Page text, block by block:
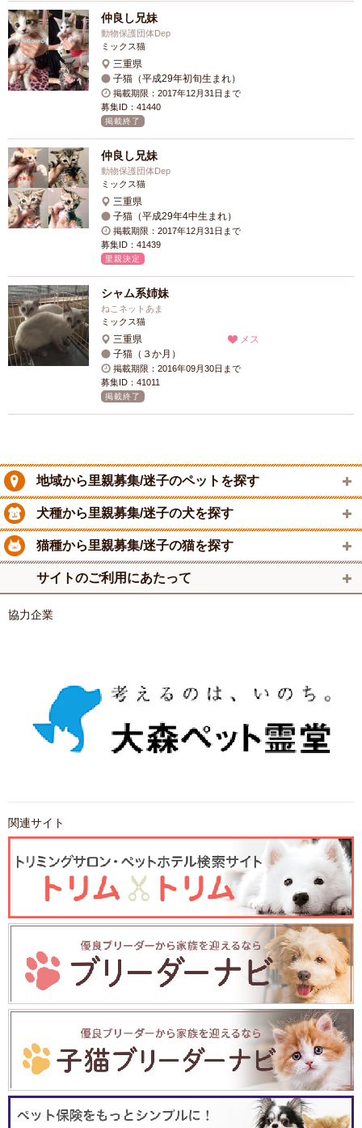
仲良し兄妹
動物保護団体Dep
ミックス猫
三重県
子猫（平成29年初旬生まれ）
掲載期限：2017年12月31日まで
募集ID：41440
掲載終了
仲良し兄妹
動物保護団体Dep
ミックス猫
三重県
子猫（平成29年4中生まれ）
掲載期限：2017年12月31日まで
募集ID：41439
里親決定
シャム系姉妹
ねこネットあま
ミックス猫
三重県
メス
子猫（３か月）
掲載期限：2016年09月30日まで
募集ID：41011
掲載終了
地域から里親募集/迷子のペットを探す
犬種から里親募集/迷子の犬を探す
猫種から里親募集/迷子の猫を探す
サイトのご利用にあたって
協力企業
関連サイト